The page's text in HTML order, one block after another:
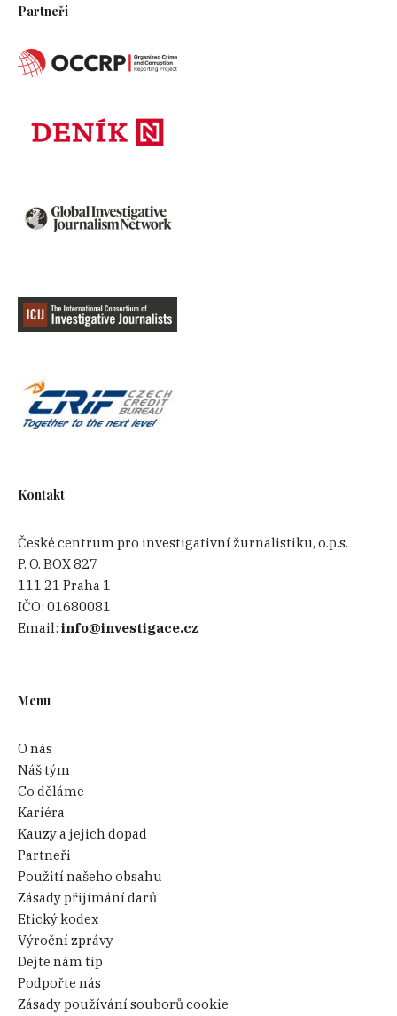
Partneři
Kontakt
České centrum pro investigativní žurnalistiku, o.p.s.
P. O. BOX 827
111 21 Praha 1
IČO:01680081
Email:info@investigace.cz
Menu
O nás
Náš tým
Co děláme
Kariéra
Kauzy a jejich dopad
Partneři
Použití našeho obsahu
Zásady přijímání darů
Etický kodex
Výroční zprávy
Dejte nám tip
Podpořte nás
Zásady používání souborů cookie